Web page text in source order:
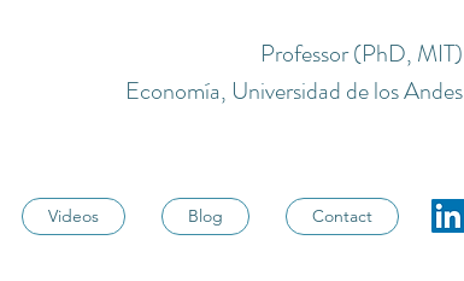
Professor (PhD, MIT)
Economía, Universidad de los Andes
Videos Blog Contact